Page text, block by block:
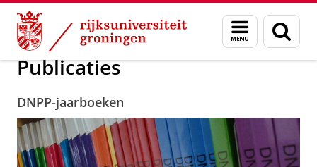
Skip
Content
Skip
Navigation
Menu
en
zoeken
Onderzoek Publicaties
Publicaties
DNPP-jaarboeken